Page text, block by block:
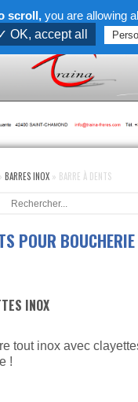
BARRES INOX » BARRE À DENTS
POUR BOUCHERIE
INOX
tout inox avec
!
scroll, you are allowing
OK, accept all